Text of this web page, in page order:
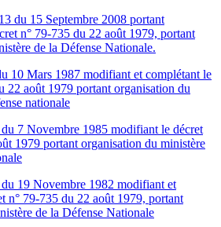
du 15 Septembre 2008 portant
n° 79-735 du 22 août 1979, portant
de la Défense Nationale.
10 Mars 1987 modifiant et complétant le
22 août 1979 portant organisation du
nationale
7 Novembre 1985 modifiant le décret
1979 portant organisation du ministère
19 Novembre 1982 modifiant et
n° 79-735 du 22 août 1979, portant
de la Défense Nationale